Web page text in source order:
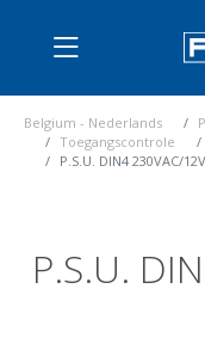
Belgium - Nederlands
Toegangscontrole
P.S.U. DIN4 230VAC/
P.S.U.